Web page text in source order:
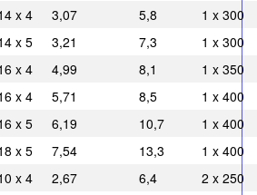
x 4 3,07 5,8
1 x 300
x 5 3,21 7,3
1 x 300
x 4 4,99 8,1
1 x 350
x 4 5,71 8,5
1 x 400
x 5 6,19 10,7
1 x 400
x 5 7,54 13,3
1 x 400
x 4 2,67 6,4
2 x 250